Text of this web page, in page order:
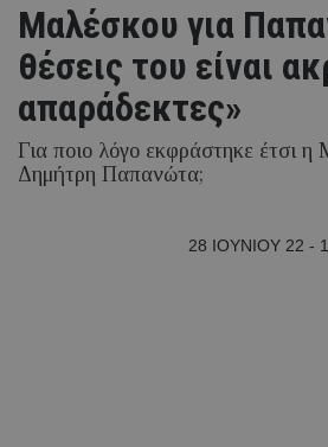
Μαλέσκου για
θέσεις του είναι
απαράδεκτες»
Για ποιο λόγο εκφράστηκε έτσι η
Δημήτρη Παπανώτα;
28 ΙΟΥΝΙΟΥ 22 -